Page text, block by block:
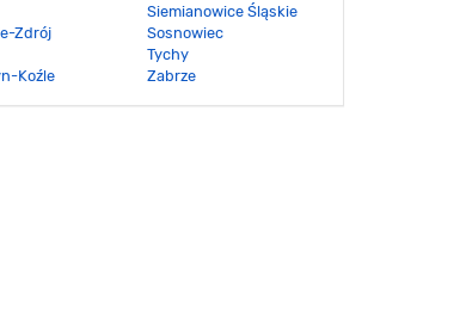
Zdrój
Koźle
Siemianowice Śląskie
Sosnowiec
Tychy
Zabrze